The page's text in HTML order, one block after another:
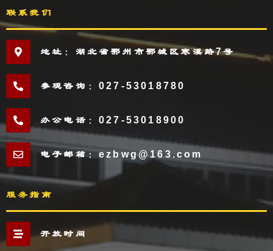
联系我们
地址：湖北省鄂州市鄂城区寒溪路7号
参观咨询：027-53018780
办公电话：027-53018900
电子邮箱：ezbwg@163.com
服务指南
开放时间